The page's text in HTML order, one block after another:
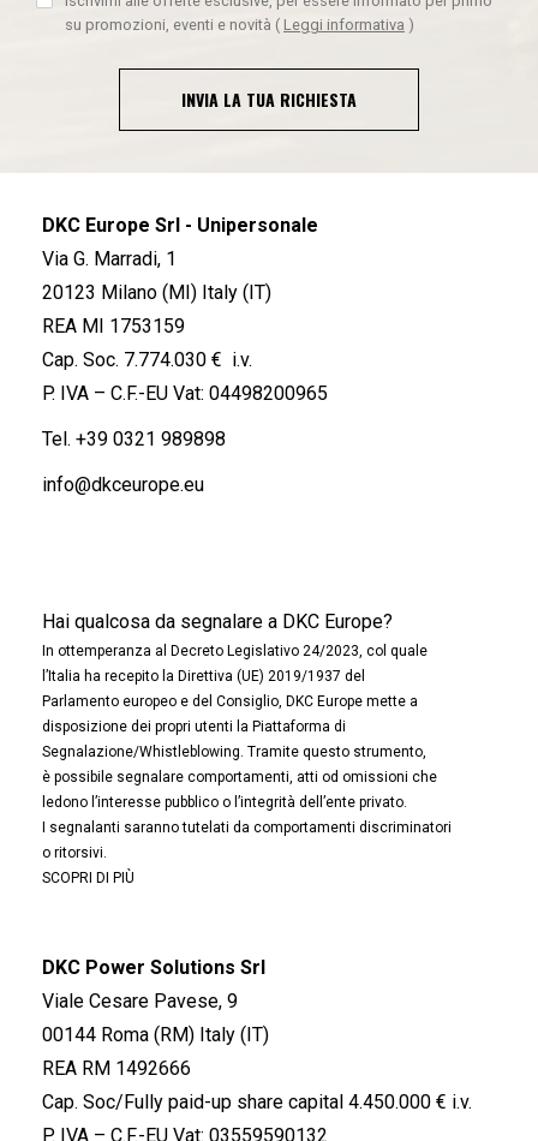
su promozioni, eventi e novità ( Leggi informativa )
INVIA LA TUA RICHIESTA
DKC Europe Srl - Unipersonale
Via G. Marradi, 1
20123 Milano (MI) Italy (IT)
REA MI 1753159
Cap. Soc. 7.774.030 € i.v.
P. IVA – C.F.-EU Vat: 04498200965
Tel. +39 0321 989898
info@dkceurope.eu
Hai qualcosa da segnalare a DKC Europe?
In ottemperanza al Decreto Legislativo 24/2023, col quale
l’Italia ha recepito la Direttiva (UE) 2019/1937 del
Parlamento europeo e del Consiglio, DKC Europe mette a
disposizione dei propri utenti la Piattaforma di
Segnalazione/Whistleblowing. Tramite questo strumento,
è possibile segnalare comportamenti, atti od omissioni che
ledono l’interesse pubblico o l’integrità dell’ente privato.
I segnalanti saranno tutelati da comportamenti discriminatori
o ritorsivi.
SCOPRI DI PIÙ
DKC Power Solutions Srl
Viale Cesare Pavese, 9
00144 Roma (RM) Italy (IT)
REA RM 1492666
Cap. Soc/Fully paid-up share capital 4.450.000 € i.v.
P. IVA – C.F.-EU Vat: 03559590132